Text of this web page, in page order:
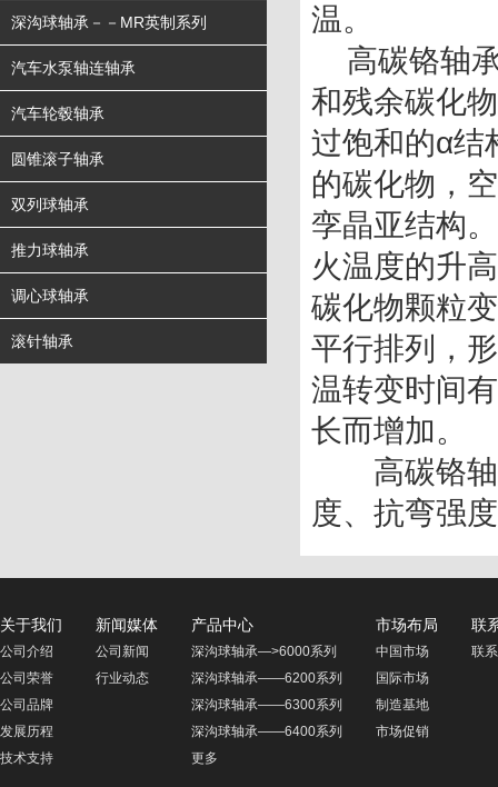
深沟球轴承－－MR英制系列
汽车水泵轴连轴承
汽车轮毂轴承
圆锥滚子轴承
双列球轴承
推力球轴承
调心球轴承
滚针轴承
温。
和残余碳化
过饱和的α结
的碳化物，
孪晶亚结构
火温度的升
碳化物颗粒
平行排列，
温转变时间
长而增加。
高碳铬轴
度、抗弯强
关于我们
公司介绍
公司荣誉
公司品牌
发展历程
技术支持
新闻媒体
公司新闻
行业动态
产品中心
深沟球轴承—>6000系列
深沟球轴承——6200系列
深沟球轴承——6300系列
深沟球轴承——6400系列
更多
市场布局
中国市场
国际市场
制造基地
市场促销
联
联